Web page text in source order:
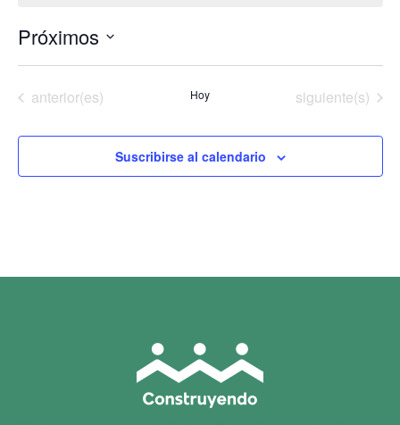
Próximos
la
Eventos
anterior(es) Hoy Eventos
siguiente(s)
Suscribirse al calendario